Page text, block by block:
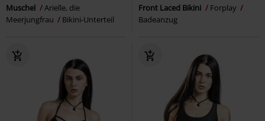
Muschel
Arielle, die
Meerjungfrau
Bikini-Unterteil
Front Laced Bikini
Forplay
Badeanzug